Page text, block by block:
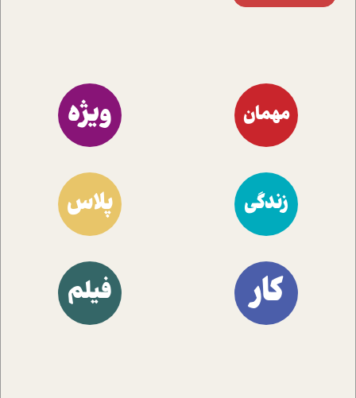
مهمان ویژه
زندگی پلاس
کار فیلم